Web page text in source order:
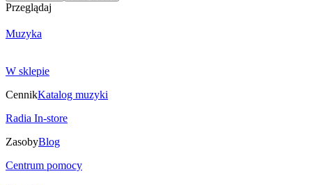
Przeglądaj
Muzyka
W sklepie
CennikKatalog muzyki
Radia In-store
ZasobyBlog
Centrum pomocy